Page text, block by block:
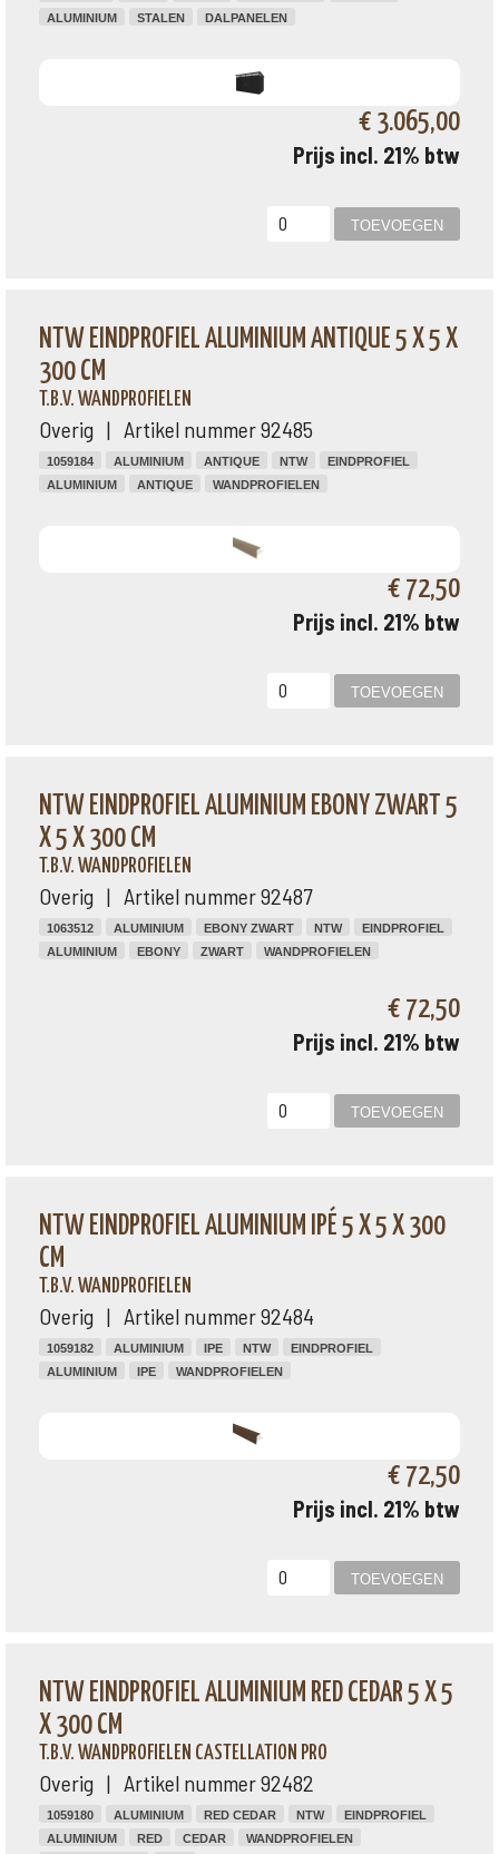
ALUMINIUM
STALEN DALPANELEN
€ 3.065,00
Prijs incl. 21% btw
NTW EINDPROFIEL ALUMINIUM ANTIQUE 5 X 5 X
300 CM
T.B.V. WANDPROFIELEN
Overig | Artikel nummer 92485
1059184 ALUMINIUM ANTIQUE NTW
EINDPROFIEL
ALUMINIUM
ANTIQUE WANDPROFIELEN
€ 72,50
Prijs incl. 21% btw
NTW EINDPROFIEL ALUMINIUM EBONY ZWART 5
X 5 X 300 CM
T.B.V. WANDPROFIELEN
Overig | Artikel nummer 92487
1063512 ALUMINIUM EBONY ZWART NTW
EINDPROFIEL
ALUMINIUM
EBONY ZWART WANDPROFIELEN
€ 72,50
Prijs incl. 21% btw
NTW EINDPROFIEL ALUMINIUM IPÉ 5 X 5 X 300
CM
T.B.V. WANDPROFIELEN
Overig | Artikel nummer 92484
1059182 ALUMINIUM IPE NTW
EINDPROFIEL
ALUMINIUM
IPE WANDPROFIELEN
€ 72,50
Prijs incl. 21% btw
NTW EINDPROFIEL ALUMINIUM RED CEDAR 5 X 5
X 300 CM
T.B.V. WANDPROFIELEN CASTELLATION PRO
Overig | Artikel nummer 92482
1059180 ALUMINIUM RED CEDAR NTW
EINDPROFIEL
ALUMINIUM
RED CEDAR
WANDPROFIELEN